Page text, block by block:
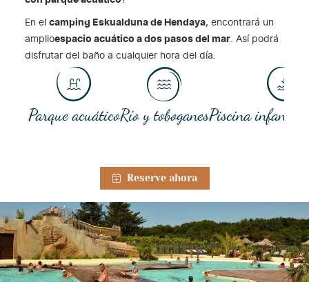
En el camping Eskualduna de Hendaya, encontrará un
amplioespacio acuático a dos pasos del mar. Así podrá
disfrutar del baño a cualquier hora del día.
Parque acuáticoRío y toboganesPiscina infantil
Reserve ahora